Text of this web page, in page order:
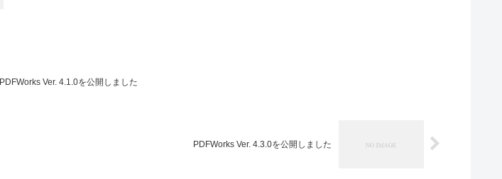
PDFWorks Ver. 4.1.0を公開しました
PDFWorks Ver. 4.3.0を公開しました